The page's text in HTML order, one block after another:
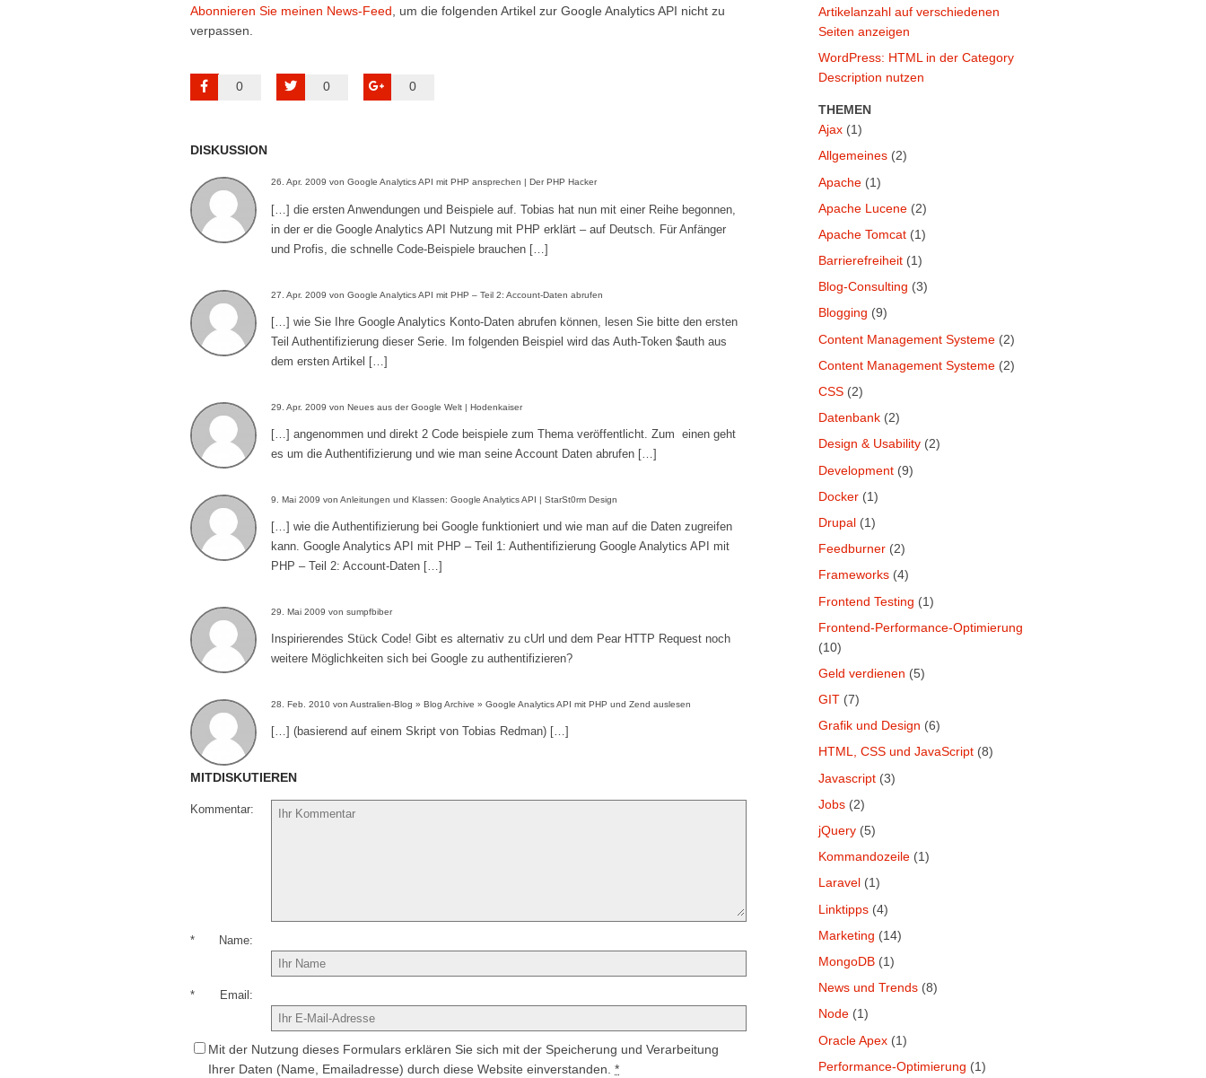
Abonnieren Sie meinen News-Feed, um die folgenden Artikel zur Google Analytics API nicht zu
verpassen.
0 0 0
DISKUSSION
26. Apr. 2009 von Google Analytics API mit PHP ansprechen | Der PHP Hacker
[…] die ersten Anwendungen und Beispiele auf. Tobias hat nun mit einer Reihe begonnen,
in der er die Google Analytics API Nutzung mit PHP erklärt – auf Deutsch. Für Anfänger
und Profis, die schnelle Code-Beispiele brauchen […]
27. Apr. 2009 von Google Analytics API mit PHP – Teil 2: Account-Daten abrufen
[…] wie Sie Ihre Google Analytics Konto-Daten abrufen können, lesen Sie bitte den ersten
Teil Authentifizierung dieser Serie. Im folgenden Beispiel wird das Auth-Token $auth aus
dem ersten Artikel […]
29. Apr. 2009 von Neues aus der Google Welt | Hodenkaiser
[…] angenommen und direkt 2 Code beispiele zum Thema veröffentlicht. Zum einen geht
es um die Authentifizierung und wie man seine Account Daten abrufen […]
9. Mai 2009 von Anleitungen und Klassen: Google Analytics API | StarSt0rm Design
[…] wie die Authentifizierung bei Google funktioniert und wie man auf die Daten zugreifen
kann. Google Analytics API mit PHP – Teil 1: Authentifizierung Google Analytics API mit
PHP – Teil 2: Account-Daten […]
29. Mai 2009 von sumpfbiber
Inspirierendes Stück Code! Gibt es alternativ zu cUrl und dem Pear HTTP Request noch
weitere Möglichkeiten sich bei Google zu authentifizieren?
28. Feb. 2010 von Australien-Blog » Blog Archive » Google Analytics API mit PHP und Zend auslesen
[…] (basierend auf einem Skript von Tobias Redman) […]
MITDISKUTIEREN
Kommentar
Name
*
Email
*
Mit der Nutzung dieses Formulars erklären Sie sich mit der Speicherung und Verarbeitung
Ihrer Daten (Name, Emailadresse) durch diese Website einverstanden. *
Artikelanzahl auf verschiedenen
Seiten anzeigen
WordPress: HTML in der Category
Description nutzen
THEMEN
Ajax (1)
Allgemeines (2)
Apache (1)
Apache Lucene (2)
Apache Tomcat (1)
Barrierefreiheit (1)
Blog-Consulting (3)
Blogging (9)
Content Management Systeme (2)
Content Management Systeme (2)
CSS (2)
Datenbank (2)
Design & Usability (2)
Development (9)
Docker (1)
Drupal (1)
Feedburner (2)
Frameworks (4)
Frontend Testing (1)
Frontend-Performance-Optimierung
(10)
Geld verdienen (5)
GIT (7)
Grafik und Design (6)
HTML, CSS und JavaScript (8)
Javascript (3)
Jobs (2)
jQuery (5)
Kommandozeile (1)
Laravel (1)
Linktipps (4)
Marketing (14)
MongoDB (1)
News und Trends (8)
Node (1)
Oracle Apex (1)
Performance-Optimierung (1)